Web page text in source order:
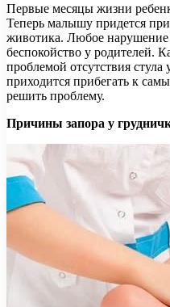
Первые месяцы жизни
Теперь малышу придется
животика. Любое нарушение
беспокойство у родителей.
проблемой отсутствия стула
приходится прибегать к
решить проблему.
Причины запора у